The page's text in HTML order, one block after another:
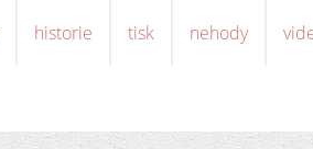
historie tisk nehody